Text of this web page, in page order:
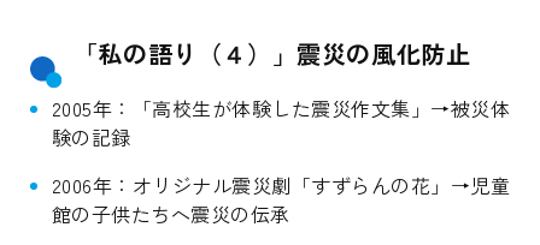
「私の語り（４）」震災の風化防止
2005年：「高校生が体験した震災作文集」→被災体
験の記録
2006年：オリジナル震災劇「すずらんの花」→児童
館の子供たちへ震災の伝承